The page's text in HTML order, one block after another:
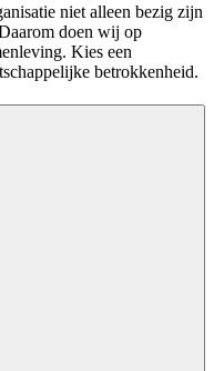
niet alleen bezig zijn
doen wij op
Kies een
betrokkenheid.